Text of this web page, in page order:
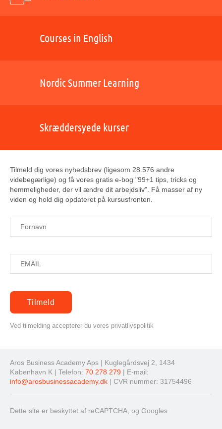
Courses in English
Nordic Summer Learning
Skræddersyede kurser
Tilmeld dig vores nyhedsbrev (ligesom 28.576 andre
videbegærlige) og få vores gratis e-bog "99+1 tips, tricks og
hemmeligheder, der vil ændre dit arbejdsliv". Få masser af ny
viden og hold dig opdateret på kursusfronten.
Ved tilmelding accepterer du vores privatlivspolitik
Aros Business Academy Aps | Kuglegårdsvej 2, 1434
København K | Telefon: 70 278 279 | E-mail:
info@arosbusinessacademy.dk | CVR nummer: 31754496
Dette site er beskyttet af reCAPTCHA, og Googles